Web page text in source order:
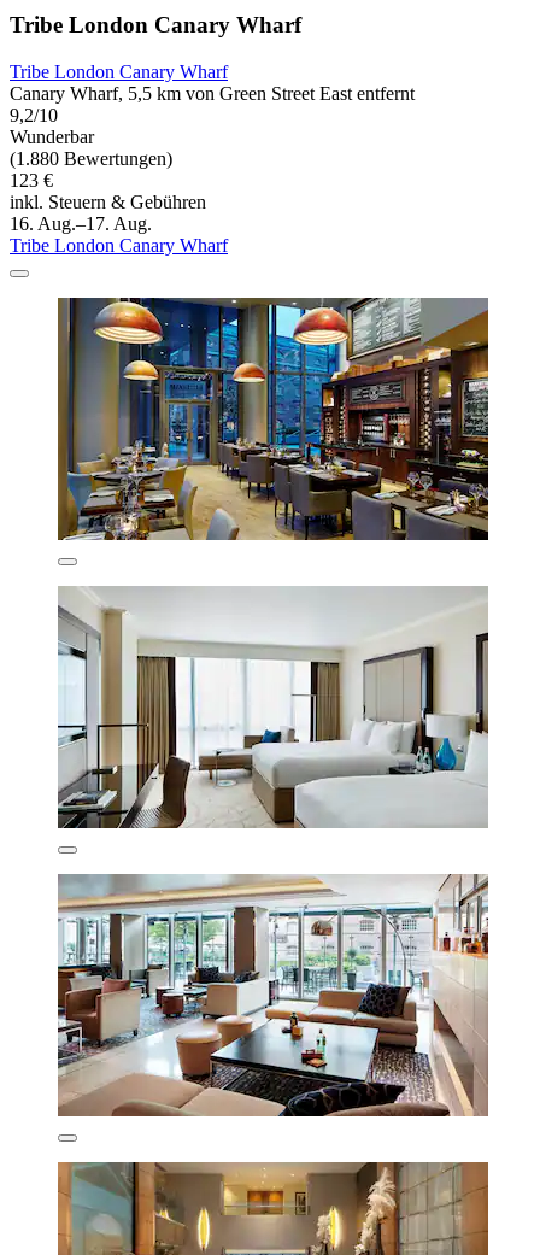
Tribe London Canary Wharf
Tribe London Canary Wharf
Canary Wharf, 5,5 km von Green Street East entfernt
9,2/10
Wunderbar
(1.880 Bewertungen)
123 €
inkl. Steuern & Gebühren
16. Aug.–17. Aug.
Tribe London Canary Wharf